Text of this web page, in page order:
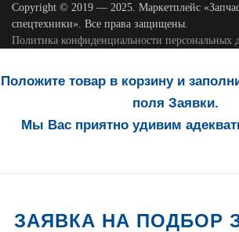
Copyright © 2019 — 2025. Маркетплейс
спецтехники». Все права защищены.
Политика конфиденциальности персональных
Положите товар в корзину и
поля Заявки.
Мы Вас приятно удивим
ЗАЯВКА НА ПОДБОР